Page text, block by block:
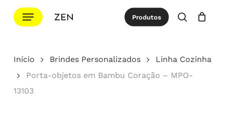
para
principal
Menu Produtos
procurar
Cotação Close
Início Brindes Personalizados
Linha Cozinha
Porta-objetos em Bambu Coração – MPO-
13103